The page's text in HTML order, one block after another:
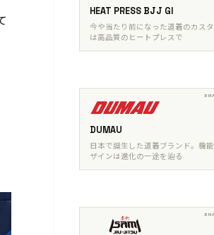
HEAT PRESS BJJ GI
今や当たり前になった道着のカス
は高品質のヒートプレスで
DUMAU
日本で誕生した道着ブランド。機
ザインは進化の一途を辿る